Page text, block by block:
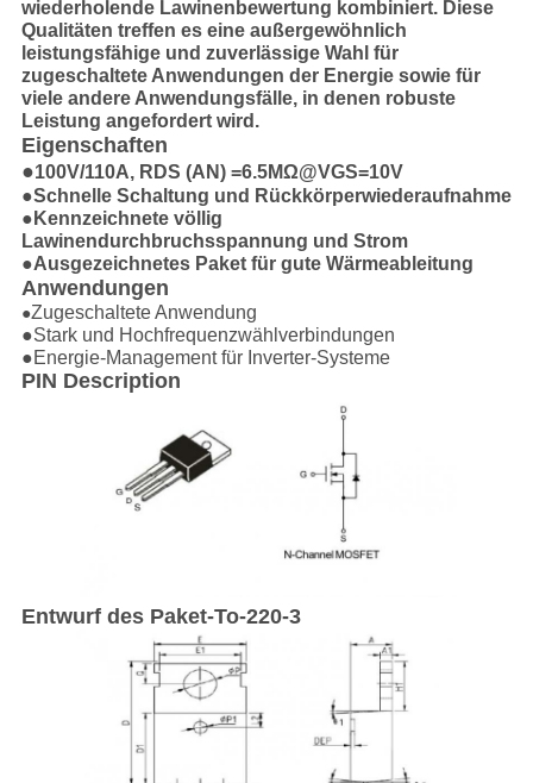
wiederholende Lawinenbewertung kombiniert. Diese
Qualitäten treffen es eine außergewöhnlich
leistungsfähige und zuverlässige Wahl für
zugeschaltete Anwendungen der Energie sowie für
viele andere Anwendungsfälle, in denen robuste
Leistung angefordert wird.
Eigenschaften
●100V/110A, RDS (AN) =6.5MΩ@VGS=10V
●Schnelle Schaltung und Rückkörperwiederaufnahme
●Kennzeichnete völlig
Lawinendurchbruchsspannung und Strom
●Ausgezeichnetes Paket für gute Wärmeableitung
Anwendungen
●Zugeschaltete Anwendung
●Stark und Hochfrequenzwählverbindungen
●Energie-Management für Inverter-Systeme
PIN Description
Entwurf des Paket-To-220-3